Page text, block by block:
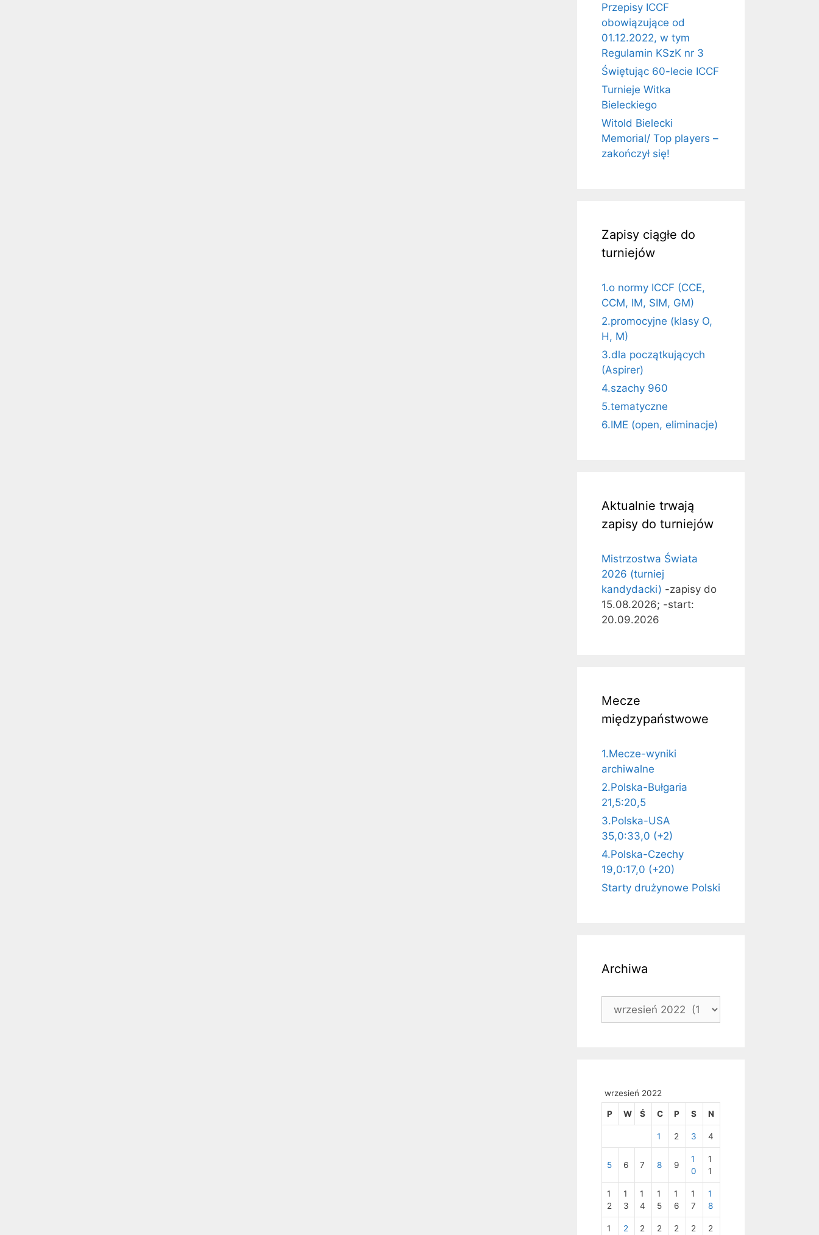
Przepisy ICCF
obowiązujące od
01.12.2022, w tym
Regulamin KSzK nr 3
Świętując 60-lecie ICCF
Turnieje Witka
Bieleckiego
Witold Bielecki
Memorial/ Top players –
zakończył się!
Zapisy ciągłe do
turniejów
1.o normy ICCF (CCE,
CCM, IM, SIM, GM)
2.promocyjne (klasy O,
H, M)
3.dla początkujących
(Aspirer)
4.szachy 960
5.tematyczne
6.IME (open, eliminacje)
Aktualnie trwają
zapisy do turniejów
Mistrzostwa Świata
2026 (turniej
kandydacki) -zapisy do
15.08.2026; -start:
20.09.2026
Mecze
międzypaństwowe
1.Mecze-wyniki
archiwalne
2.Polska-Bułgaria
21,5:20,5
3.Polska-USA
35,0:33,0 (+2)
4.Polska-Czechy
19,0:17,0 (+20)
Starty drużynowe Polski
Archiwa
wrzesień 2022
P W Ś C P S N
1 2 3 4
5 6 7 8 9
1
0
1
1
1
2
1
3
1
4
1
5
1
6
1
7
1
8
1 2 2 2 2 2 2